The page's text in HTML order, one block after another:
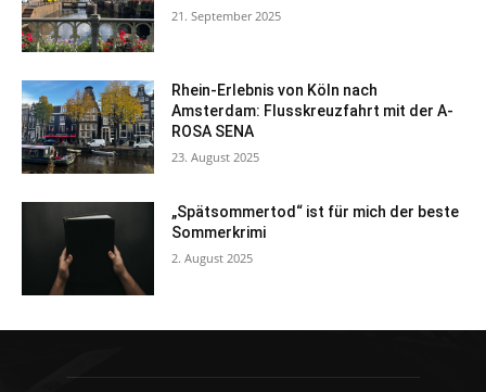
21. September 2025
Rhein-Erlebnis von Köln nach
Amsterdam: Flusskreuzfahrt mit der A-
ROSA SENA
23. August 2025
„Spätsommertod“ ist für mich der beste
Sommerkrimi
2. August 2025